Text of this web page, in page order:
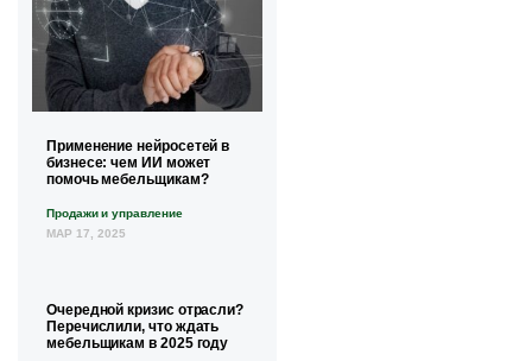
Применение нейросетей в
бизнесе: чем ИИ может
помочь мебельщикам?
Продажи и управление
МАР 17, 2025
Очередной кризис отрасли?
Перечислили, что ждать
мебельщикам в 2025 году